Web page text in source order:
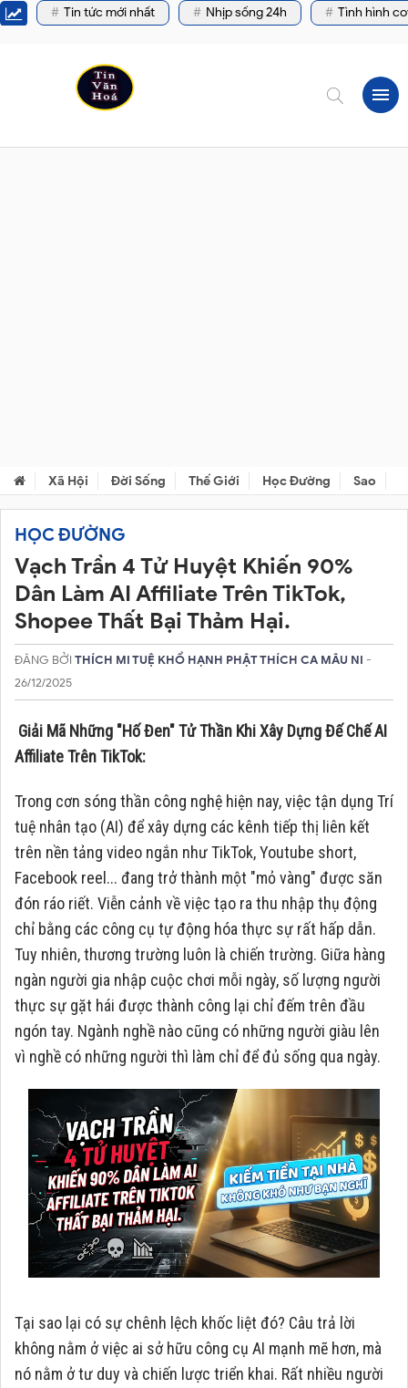
Tin tức mới nhất Nhịp sống 24h Tình hình
Xã Hội Đời Sống Thế Giới Học Đường Sao
HỌC ĐƯỜNG
Vạch Trần 4 Tử Huyệt Khiến 90%
Dân Làm AI Affiliate Trên TikTok,
Shopee Thất Bại Thảm Hại.
ĐĂNG BỞI THÍCH MI TUỆ KHỔ HẠNH PHẬT THÍCH CA MÂU NI -
26/12/2025
Giải Mã Những "Hố Đen" Tử Thần Khi Xây Dựng Đế Chế AI
Affiliate Trên TikTok:
Trong cơn sóng thần công nghệ hiện nay, việc tận dụng Trí
tuệ nhân tạo (AI) để xây dựng các kênh tiếp thị liên kết
trên nền tảng video ngắn như TikTok, Youtube short,
Facebook reel... đang trở thành một "mỏ vàng" được săn
đón ráo riết. Viễn cảnh về việc tạo ra thu nhập thụ động
chỉ bằng các công cụ tự động hóa thực sự rất hấp dẫn.
Tuy nhiên, thương trường luôn là chiến trường. Giữa hàng
ngàn người gia nhập cuộc chơi mỗi ngày, số lượng người
thực sự gặt hái được thành công lại chỉ đếm trên đầu
ngón tay. Ngành nghề nào cũng có những người giàu lên
vì nghề có những người thì làm chỉ để đủ sống qua ngày.
Tại sao lại có sự chênh lệch khốc liệt đó? Câu trả lời
không nằm ở việc ai sở hữu công cụ AI mạnh mẽ hơn, mà
nó nằm ở tư duy và chiến lược triển khai. Rất nhiều người